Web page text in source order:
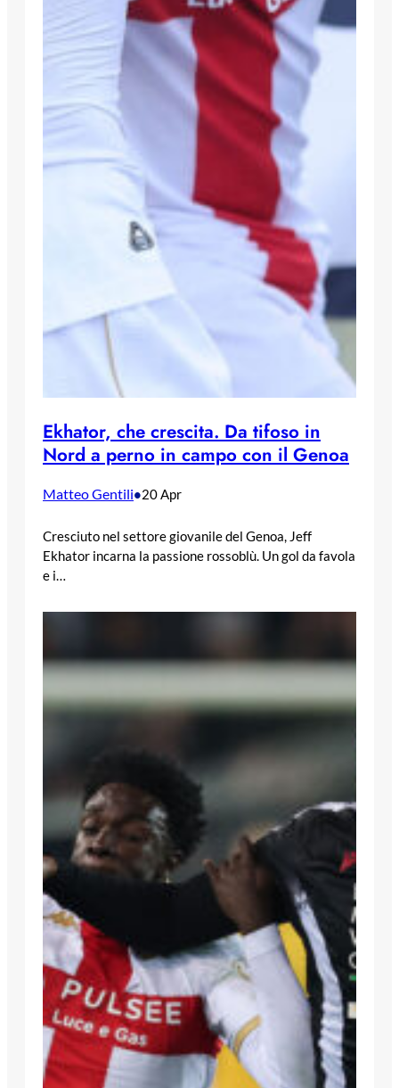
Ekhator, che crescita. Da tifoso in
Nord a perno in campo con il Genoa
Matteo Gentili•20 Apr
Cresciuto nel settore giovanile del Genoa, Jeff
Ekhator incarna la passione rossoblù. Un gol da favola
e i…